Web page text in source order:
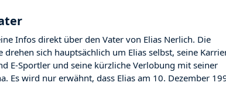
Infos direkt über den Vater von Elias Nerlich. Die
drehen sich hauptsächlich um Elias selbst, seine
E-Sportler und seine kürzliche Verlobung mit seiner
Es wird nur erwähnt, dass Elias am 10. Dezember